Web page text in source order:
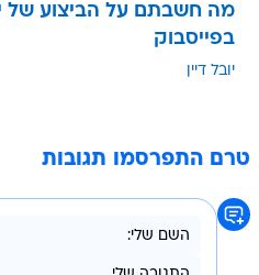
מה חשבתם על הביצוע של
בפייסבוק
יובל דיין
טרם התפרסמו תגובות